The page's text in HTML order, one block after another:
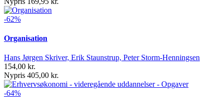
-62%
Organisation
Hans Jørgen Skriver, Erik Staunstrup, Peter Storm-Henningsen
154,00 kr.
Nypris 405,00 kr.
-64%